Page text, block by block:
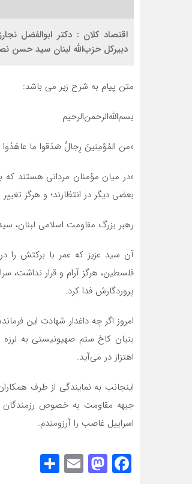
اقتصاد کلان : دکتر ابوالفضل
دبیرکل حزب‌الله لبنان سید حسن
متن پیام به شرح زیر می باشد:
بسم‌الله‌الرحمن‌الرحیم
«من المُؤمِنینَ رِجالٌ صَدَقوا ما
«در میان مؤمنان مردانی هستند که
بعضی دیگر در انتظارند؛ و هرگز
رهبر بزرگ مقاومت اسلامی لبنان،
آن سید عزیز که عمر با برکتش را
فلسطین، هرگز آرام و قرار نداشت،
پروردگارش فدا کرد.
امروز اگر چه داغدار شهادت این
بنیان کاخ ستم صهیونیستی به
اهتزاز در می‌آید.
اینجانب به نمایندگی از طرف
جبهه مقاومت به خصوص رزمندگان
اسراییل غاصب را آرزومندم.
Facebook
Mastodon
Email